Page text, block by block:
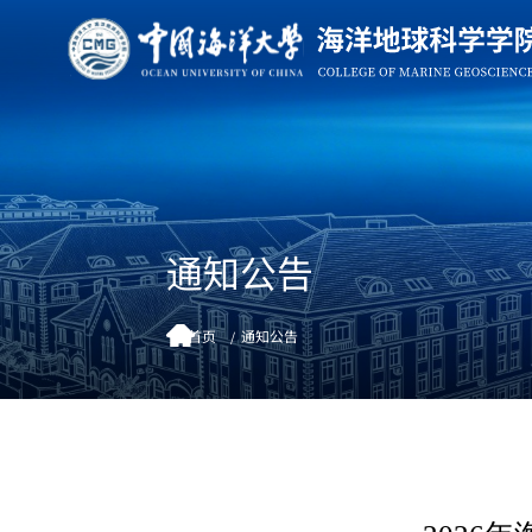
通知公告
首页 通知公告